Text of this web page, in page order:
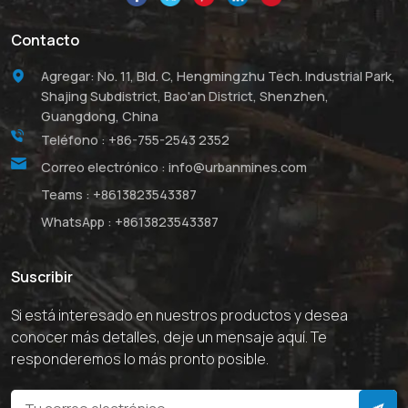
Contacto
Agregar: No. 11, Bld. C, Hengmingzhu Tech. Industrial Park,
Shajing Subdistrict, Bao'an District, Shenzhen,
Guangdong, China
Teléfono : +86-755-2543 2352
Correo electrónico : info@urbanmines.com
Teams : +8613823543387
WhatsApp : +8613823543387
Suscribir
Si está interesado en nuestros productos y desea
conocer más detalles, deje un mensaje aquí. Te
responderemos lo más pronto posible.